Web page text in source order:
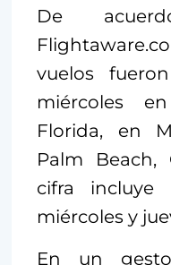
De
vuelos
miércoles
Florida, en
Palm Beach,
cifra
miércoles y
En un